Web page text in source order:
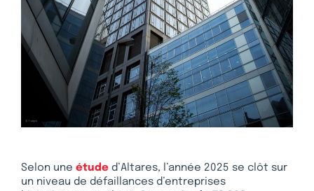
Selon une étude d’Altares, l’année 2025 se clôt sur
un niveau de défaillances d’entreprises